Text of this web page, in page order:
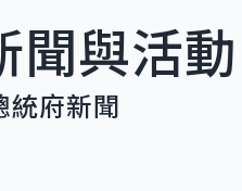
對策委員會
聞與活動
統府新聞